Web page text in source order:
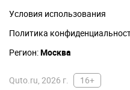
Условия использования
Политика
Регион:Москва
Quto.ru, 2026 г. 16+